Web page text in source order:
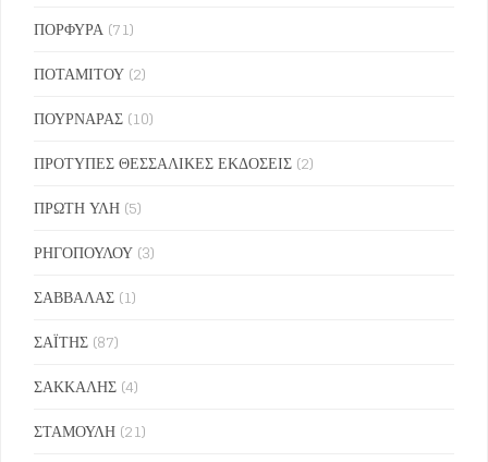
ΠΟΡΦΥΡΑ (71)
ΠΟΤΑΜΙΤΟΥ (2)
ΠΟΥΡΝΑΡΑΣ (10)
ΠΡΟΤΥΠΕΣ ΘΕΣΣΑΛΙΚΕΣ ΕΚΔΟΣΕΙΣ (2)
ΠΡΩΤΗ ΥΛΗ (5)
ΡΗΓΟΠΟΥΛΟΥ (3)
ΣΑΒΒΑΛΑΣ (1)
ΣΑΪΤΗΣ (87)
ΣΑΚΚΑΛΗΣ (4)
ΣΤΑΜΟΥΛΗ (21)